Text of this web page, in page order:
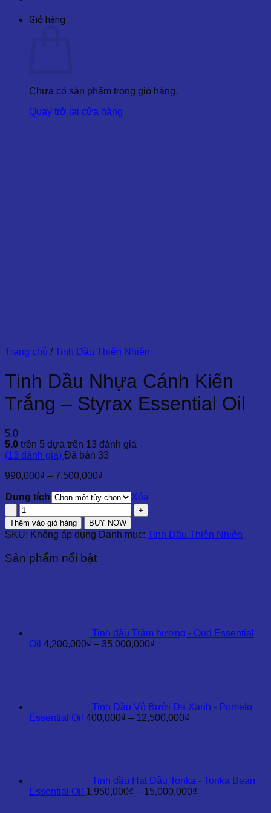
Giỏ hàng
Chưa có sản phẩm trong giỏ hàng.
Quay trở lại cửa hàng
Trang chủ / Tinh Dầu Thiên Nhiên
Tinh Dầu Nhựa Cánh Kiến
Trắng – Styrax Essential Oil
5.0
5.0 trên 5 dựa trên 13 đánh giá
(13 đánh giá) Đã bán 33
990,000₫ – 7,500,000₫
từ
990,000₫
đến
7,500,000₫
Dung tích
Xóa
Tinh
Dầu
Nhựa
Cánh
Kiến
Trắng
Thêm vào giỏ hàng BUY NOW
SKU: Không áp dụng Danh mục: Tinh Dầu Thiên Nhiên
Sản phẩm nổi bật
Tinh dầu Trầm hương - Oud Essential
Oil 4,200,000₫ – 35,000,000₫
Tinh Dầu Vỏ Bưởi Da Xanh - Pomelo
Essential Oil 400,000₫ – 12,500,000₫
Tinh dầu Hạt Đậu Tonka - Tonka Bean
Essential Oil 1,950,000₫ – 15,000,000₫